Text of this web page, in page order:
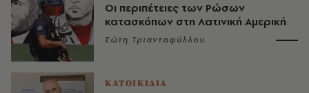
Οι περιπέτειες των Ρώσων
κατασκόπων στη Λατινική Αμερική
Σώτη Τριανταφύλλου
ΚΑΤΟΙΚΙΔΙΑ